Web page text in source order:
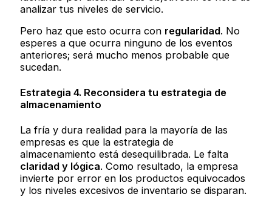
analizar tus niveles de servicio.
Pero haz que esto ocurra con regularidad. No
esperes a que ocurra ninguno de los eventos
anteriores; será mucho menos probable que
sucedan.
Estrategia 4. Reconsidera tu estrategia de
almacenamiento
La fría y dura realidad para la mayoría de las
empresas es que la estrategia de
almacenamiento está desequilibrada. Le falta
claridad y lógica. Como resultado, la empresa
invierte por error en los productos equivocados
y los niveles excesivos de inventario se disparan.